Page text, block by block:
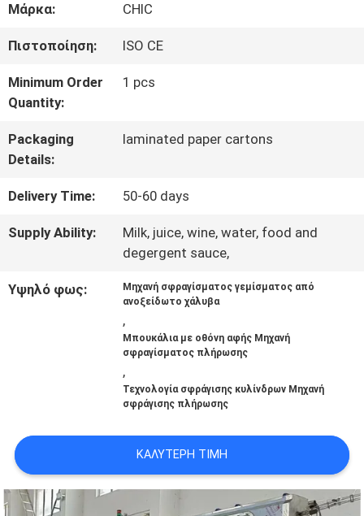
ΣΤΟ
ΕΡΓΟΣΤΆΣΙΟ
ΠΟΙΌΤΗΤΑΣ
ΜΑΖΊ
ΜΑΣ
ΖΗΤΉΣΤΕ
ΠΡΟΣΦΟΡΆ
Μάρκα: CHIC
Πιστοποίηση: ISO CE
Minimum Order
Quantity:
1 pcs
Packaging
Details:
laminated paper cartons
Delivery Time: 50-60 days
Supply Ability:
Milk, juice, wine, water, food and
degergent sauce,
Υψηλό φως:
Μηχανή σφραγίσματος γεμίσματος από
ανοξείδωτο χάλυβα
,
Μπουκάλια με οθόνη αφής Μηχανή
σφραγίσματος πλήρωσης
,
Τεχνολογία σφράγισης κυλίνδρων Μηχανή
σφράγισης πλήρωσης
ΚΑΛΎΤΕΡΗ ΤΙΜΉ